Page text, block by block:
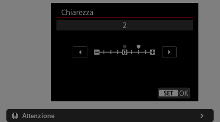
Attenzione